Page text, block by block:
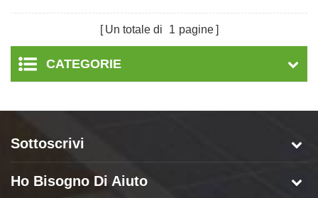
solari ad asse singolo
Un totale di 1 pagine
CATEGORIE
Sottoscrivi
Ho Bisogno Di Aiuto